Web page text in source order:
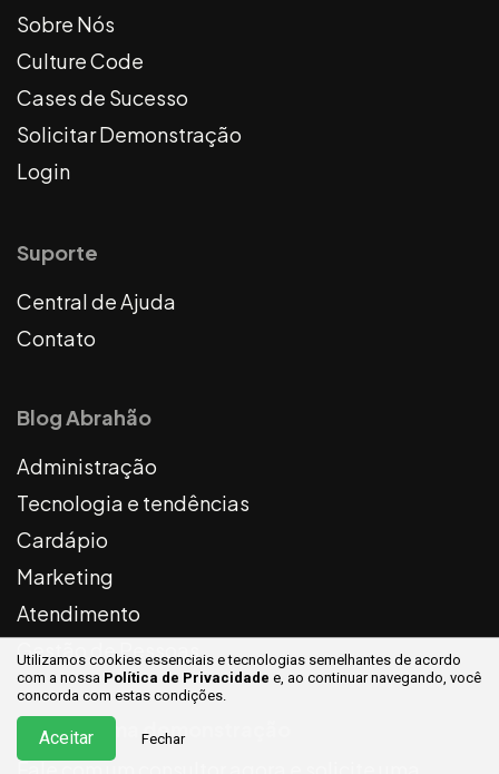
Utilizamos cookies essenciais e tecnologias semelhantes de acordo
com a nossa Política de Privacidade e, ao continuarnavegando, você
concorda com estas condições.
Aceitar Fechar
Sobre Nós
Culture Code
Cases de Sucesso
Solicitar Demonstração
Login
Suporte
Central de Ajuda
Contato
Blog Abrahão
Administração
Tecnologia e tendências
Cardápio
Marketing
Atendimento
Gestão de Pessoas
Solicite uma demonstração
Fale com um consultor agora e solicite uma